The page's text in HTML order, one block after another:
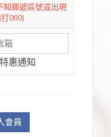
知郵遞區號或出現
000)
惠通知
會員